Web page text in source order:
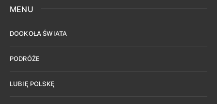
MENU
DOOKOŁA ŚWIATA
PODRÓŻE
LUBIĘ POLSKĘ